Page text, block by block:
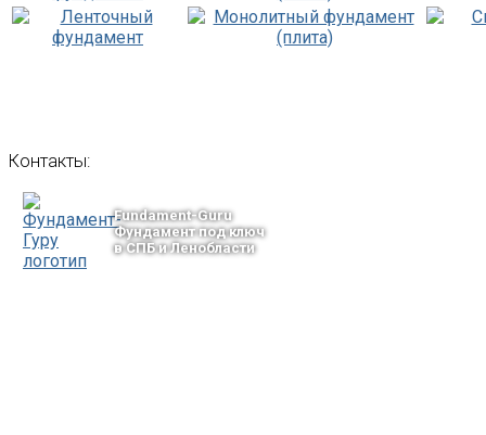
Контакты:
Fundament-Guru
Фундамент под ключ
в СПБ и Ленобласти